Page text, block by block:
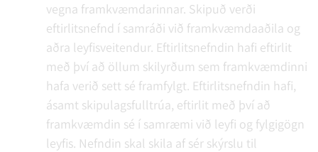
vegna framkvæmdarinnar. Skipuð verði
eftirlitsnefnd í samráði við framkvæmdaaðila og
aðra leyfisveitendur. Eftirlitsnefndin hafi eftirlit
með því að öllum skilyrðum sem framkvæmdinni
hafa verið sett sé framfylgt. Eftirlitsnefndin hafi,
ásamt skipulagsfulltrúa, eftirlit með því að
framkvæmdin sé í samræmi við leyfi og fylgigögn
leyfis. Nefndin skal skila af sér skýrslu til